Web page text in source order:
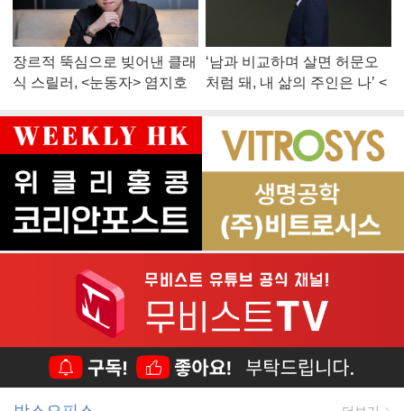
장르적 뚝심으로 빚어낸 클래
식 스릴러, <눈동자> 염지호
‘남과 비교하며 살면 허문오
처럼 돼, 내 삶의 주인은 나’ <